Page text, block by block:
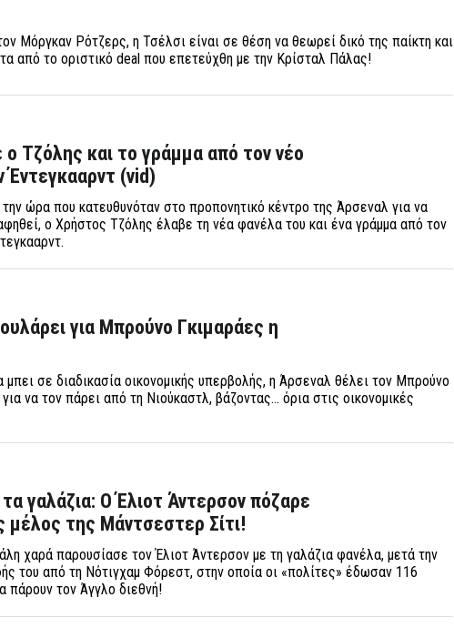
Μόργκαν Ρότζερς, η Τσέλσι είναι σε θέση να θεωρεί δικό της παίκτη και
από το οριστικό deal που επετεύχθη με την Κρίσταλ Πάλας!
Τζόλης και το γράμμα από τον νέο
Έντεγκααρντ (vid)
ώρα που κατευθυνόταν στο προπονητικό κέντρο της Άρσεναλ για να
ο Χρήστος Τζόλης έλαβε τη νέα φανέλα του και ένα γράμμα από τον
για Μπρούνο Γκιμαράες η
μπει σε διαδικασία οικονομικής υπερβολής, η Άρσεναλ θέλει τον Μπρούνο
να τον πάρει από τη Νιούκαστλ, βάζοντας… όρια στις οικονομικές
γαλάζια: Ο Έλιοτ Άντερσον πόζαρε
της Μάντσεστερ Σίτι!
χαρά παρουσίασε τον Έλιοτ Άντερσον με τη γαλάζια φανέλα, μετά την
του από τη Νότιγχαμ Φόρεστ, στην οποία οι «πολίτες» έδωσαν 116
πάρουν τον Άγγλο διεθνή!